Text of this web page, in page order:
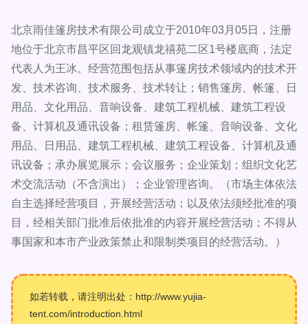
北京雨佳篷房技术有限公司成立于2010年03月05日，注册
地位于北京市昌平区回龙观镇龙禧苑二区1号楼底商，法定
代表人为王冰。经营范围包括从事篷房技术领域内的技术开
发、技术咨询、技术服务、技术转让；销售篷房、帐篷、日
用品、文化用品、音响设备、建筑工程机械、建筑工程设
备、计算机及通讯设备；租赁篷房、帐篷、音响设备、文化
用品、日用品、建筑工程机械、建筑工程设备、计算机及通
讯设备；承办展览展示；会议服务；企业策划；组织文化艺
术交流活动（不含演出）；企业管理咨询。（市场主体依法
自主选择经营项目，开展经营活动；以及依法须经批准的项
目，经相关部门批准后依批准的内容开展经营活动；不得从
事国家和本市产业政策禁止和限制类项目的经营活动。）
如若转载，请注明出处：http://www.yujia-
tent.com/introduction.html